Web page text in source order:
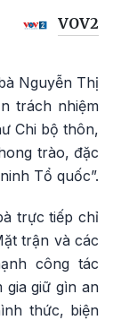
VOV2
Nguyễn Thị
trách nhiệm
Chi bộ thôn,
trào, đặc
Tổ quốc”.
trực tiếp chỉ
trận và các
công tác
gia giữ gìn an
thức, biện